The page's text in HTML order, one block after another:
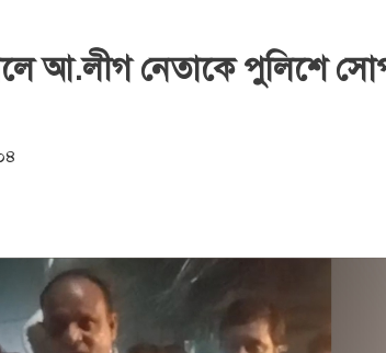
আ.লীগ নেতাকে পুলিশে